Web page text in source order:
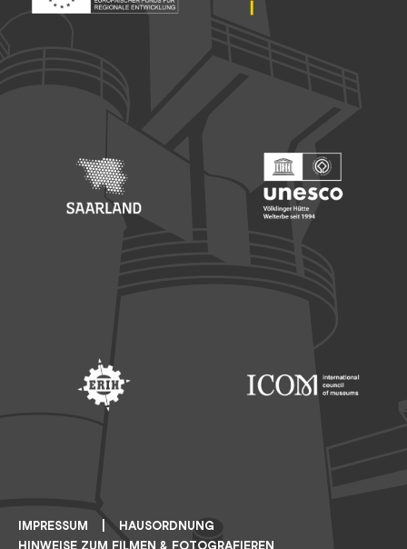
IMPRESSUM
HAUSORDNUNG
HINWEISE ZUM FILMEN & FOTOGRAFIEREN